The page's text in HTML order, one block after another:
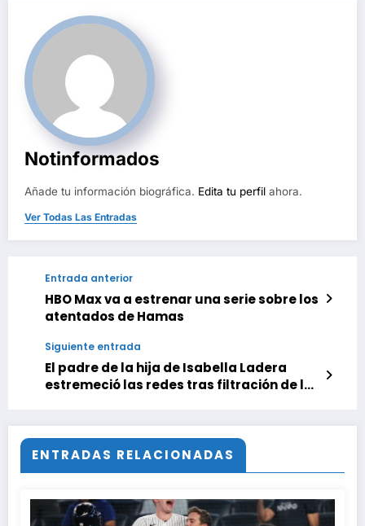
Notinformados
Añade tu información biográfica. Edita tu perfil ahora.
Ver Todas Las Entradas
Entrada anterior
HBO Max va a estrenar una serie sobre los
atentados de Hamas
Siguiente entrada
El padre de la hija de Isabella Ladera
estremeció las redes tras filtración de los
ENTRADAS RELACIONADAS